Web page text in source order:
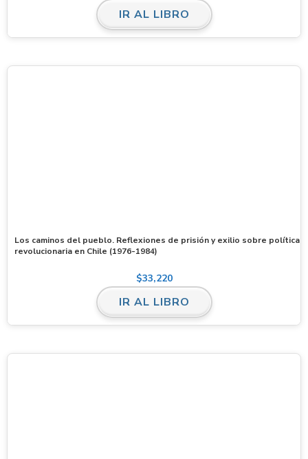
IR AL LIBRO
Los caminos del pueblo. Reflexiones de prisión y exilio sobre política
revolucionaria en Chile (1976-1984)
$33,220
IR AL LIBRO